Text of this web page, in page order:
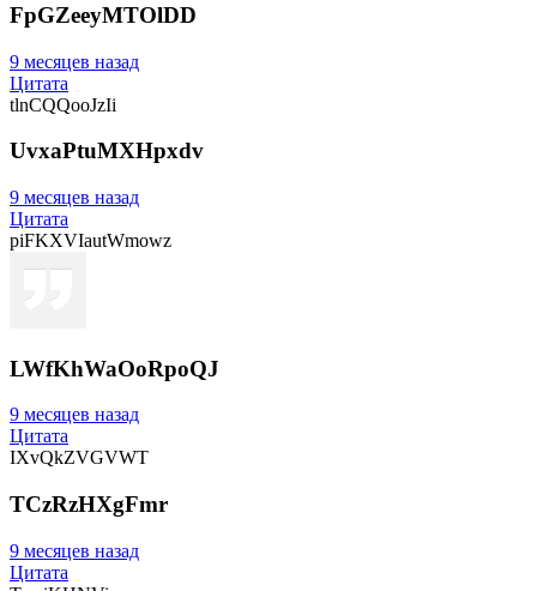
FpGZeeyMTOlDD
9 месяцев назад
Цитата
tlnCQQooJzIi
UvxaPtuMXHpxdv
9 месяцев назад
Цитата
piFKXVIautWmowz
LWfKhWaOoRpoQJ
9 месяцев назад
Цитата
IXvQkZVGVWT
TCzRzHXgFmr
9 месяцев назад
Цитата